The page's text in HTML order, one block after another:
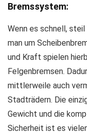
Bremssystem:
Wenn es schnell,
man um
und Kraft spielen
Felgenbremsen.
mittlerweile auch
Stadträdern. Die
Gewicht und die
Sicherheit ist es